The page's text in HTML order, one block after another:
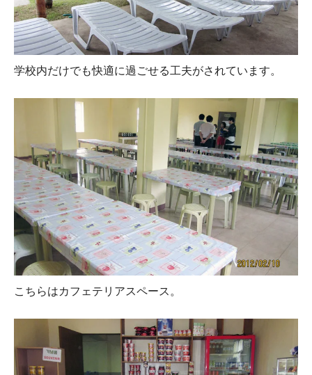
学校内だけでも快適に過ごせる工夫がされています。
こちらはカフェテリアスペース。